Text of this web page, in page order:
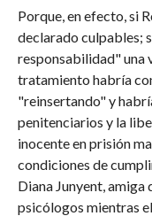
Porque, en efecto, si
declarado culpables;
responsabilidad" una
tratamiento habría
"reinsertando" y
penitenciarios y la
inocente en prisión
condiciones de
Diana Junyent,
psicólogos mientras